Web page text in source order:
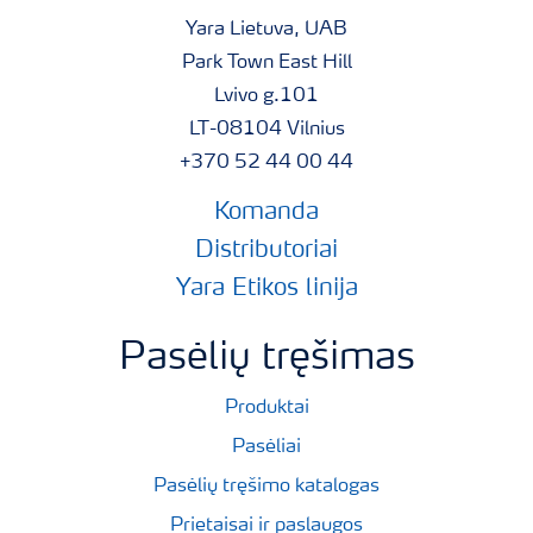
proteinams. Sieros trūkumas augalams būna ypač
pastebimas, kadangi didžiąją dalį chlorofilo augalo
lapuose sudaro proteinai, todėl, trūkstant S, mažėja
chlorofilo gamyba. Ypač greitai sieros trūkumo požymiai
pasireiškia javams.
Paaiškėjo, kad S taip pat atlieka labai svarbų vaidmenį
Yara Lietuva, UAB
Park Town East Hill
Lvivo g.101
LT-08104 Vilnius
+370 52 44 00 44
Komanda
Distributoriai
Yara Etikos linija
Pasėlių tręšimas
Produktai
Pasėliai
Pasėlių tręšimo katalogas
Prietaisai ir paslaugos